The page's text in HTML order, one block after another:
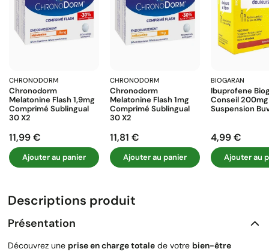
CHRONODORM
Chronodorm
Melatonine Flash 1,9mg
Comprimé Sublingual
30 X2
Prix
11,99 €
Ajouter au panier
CHRONODORM
Chronodorm
Melatonine Flash 1mg
Comprimé Sublingual
30 X2
Prix
11,81 €
Ajouter au panier
BIOGARAN
Ibuprofene
Conseil 200mg
Suspension
Prix
4,99 €
Ajouter au
Descriptions produit
Présentation
Découvrez une prise en charge totale de votre bien-être